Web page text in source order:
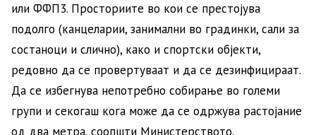
или ФФП3. Просториите во кои се престојува
подолго (канцеларии, занимални во градинки, сали за
состаноци и слично), како и спортски објекти,
редовно да се провертуваат и да се дезинфицираат.
Да се избегнува непотребно собирање во големи
групи и секогаш кога може да се одржува растојание
од два метра, соопшти Министерството.